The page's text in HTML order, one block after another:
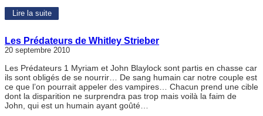
Lire la suite
Les Prédateurs de Whitley Strieber
20 septembre 2010
Les Prédateurs 1 Myriam et John Blaylock sont partis en chasse car
ils sont obligés de se nourrir… De sang humain car notre couple est
ce que l’on pourrait appeler des vampires… Chacun prend une cible
dont la disparition ne surprendra pas trop mais voilà la faim de
John, qui est un humain ayant goûté…